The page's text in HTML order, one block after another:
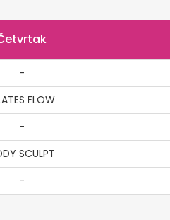
-
FLOW
-
SCULPT
-